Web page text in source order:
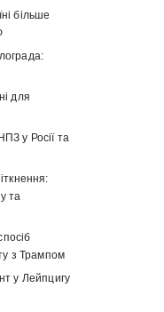
більше
для
у Росії та
та
з Трампом
у Лейпцигу